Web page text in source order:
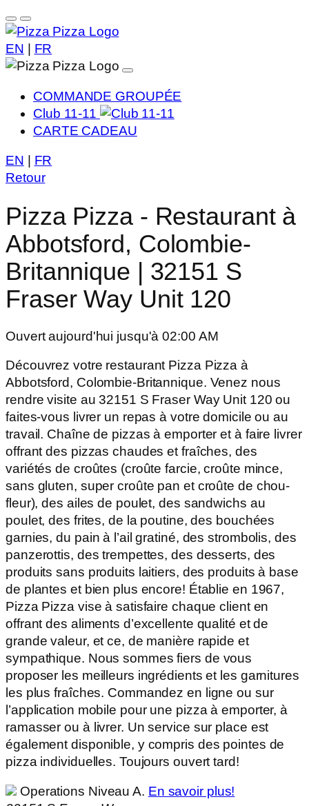
EN FR
COMMANDE GROUPÉE
Club 11-11
CARTE CADEAU
EN
FR
Retour
Pizza Pizza - Restaurant à
Abbotsford, Colombie-
Britannique | 32151 S
Fraser Way Unit 120
Ouvert aujourd'hui jusqu'à 02:00 AM
Découvrez votre restaurant Pizza Pizza à
Abbotsford, Colombie-Britannique. Venez nous
rendre visite au 32151 S Fraser Way Unit 120 ou
faites-vous livrer un repas à votre domicile ou au
travail. Chaîne de pizzas à emporter et à faire livrer
offrant des pizzas chaudes et fraîches, des
variétés de croûtes (croûte farcie, croûte mince,
sans gluten, super croûte pan et croûte de chou-
fleur), des ailes de poulet, des sandwichs au
poulet, des frites, de la poutine, des bouchées
garnies, du pain à l’ail gratiné, des strombolis, des
panzerottis, des trempettes, des desserts, des
produits sans produits laitiers, des produits à base
de plantes et bien plus encore! Établie en 1967,
Pizza Pizza vise à satisfaire chaque client en
offrant des aliments d’excellente qualité et de
grande valeur, et ce, de manière rapide et
sympathique. Nous sommes fiers de vous
proposer les meilleurs ingrédients et les garnitures
les plus fraîches. Commandez en ligne ou sur
l’application mobile pour une pizza à emporter, à
ramasser ou à livrer. Un service sur place est
également disponible, y compris des pointes de
pizza individuelles. Toujours ouvert tard!
Operations Niveau A. En savoir plus!